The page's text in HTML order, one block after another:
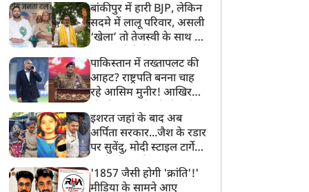
बांकीपुर में हारी BJP, लेकिन
सदमे में लालू परिवार, असली
‘खेला’ तो तेजस्वी के साथ हो
पाकिस्तान में तख्तापलट की
आहट? राष्ट्रपति बनना चाह
रहे आसिम मुनीर! आखिर
बनाया मोहरा?
इशरत जहां के बाद अब
अर्पिता सरकार...जैश के रडार
पर सुवेंदु, मोदी स्टाइल टार्गेट
बड़ा एक्शन!
'1857 जैसी होगी 'क्रांति'!'
मीडिया के सामने आए